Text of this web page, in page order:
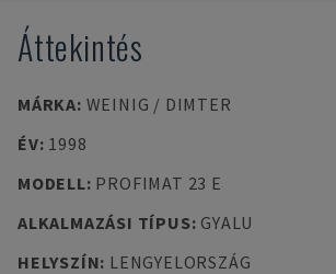
Áttekintés
MÁRKA: WEINIG / DIMTER
ÉV: 1998
MODELL: PROFIMAT 23 E
ALKALMAZÁSI TÍPUS: GYALU
HELYSZÍN: LENGYELORSZÁG